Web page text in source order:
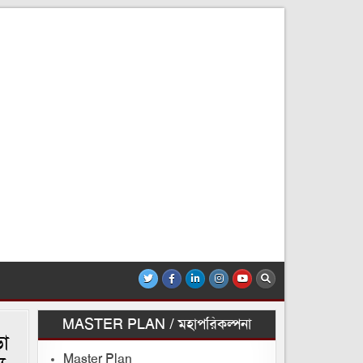
MASTER PLAN / মহাপরিকল্পনা
Master Plan